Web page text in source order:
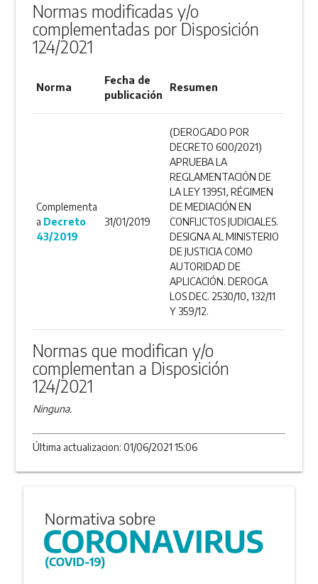
Normas modificadas y/o
complementadas por Disposición
124/2021
Norma
Fecha de
publicación
Resumen
Complementa
a Decreto
43/2019
31/01/2019
(DEROGADO POR
DECRETO 600/2021)
APRUEBA LA
REGLAMENTACIÓN DE
LA LEY 13951, RÉGIMEN
DE MEDIACIÓN EN
CONFLICTOS JUDICIALES.
DESIGNA AL MINISTERIO
DE JUSTICIA COMO
AUTORIDAD DE
APLICACIÓN. DEROGA
LOS DEC. 2530/10, 132/11
Y 359/12.
Normas que modifican y/o
complementan a Disposición
124/2021
Ninguna.
Última actualizacion: 01/06/2021 15:06